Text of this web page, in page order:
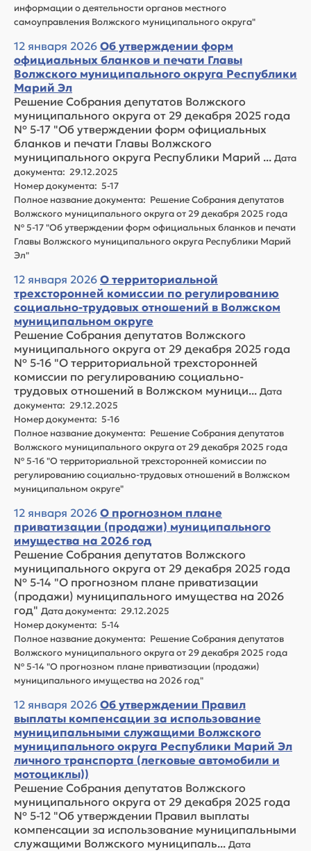
информации о деятельности органов местного
самоуправления Волжского муниципального округа"
12 января 2026 Об утверждении форм
официальных бланков и печати Главы
Волжского муниципального округа Республики
Марий Эл
Решение Собрания депутатов Волжского
муниципального округа от 29 декабря 2025 года
№ 5-17 "Об утверждении форм официальных
бланков и печати Главы Волжского
муниципального округа Республики Марий ... Дата
документа: 29.12.2025
Номер документа: 5-17
Полное название документа: Решение Собрания депутатов
Волжского муниципального округа от 29 декабря 2025 года
№ 5-17 "Об утверждении форм официальных бланков и печати
Главы Волжского муниципального округа Республики Марий
Эл"
12 января 2026 О территориальной
трехсторонней комиссии по регулированию
социально-трудовых отношений в Волжском
муниципальном округе
Решение Собрания депутатов Волжского
муниципального округа от 29 декабря 2025 года
№ 5-16 "О территориальной трехсторонней
комиссии по регулированию социально-
трудовых отношений в Волжском муници... Дата
документа: 29.12.2025
Номер документа: 5-16
Полное название документа: Решение Собрания депутатов
Волжского муниципального округа от 29 декабря 2025 года
№ 5-16 "О территориальной трехсторонней комиссии по
регулированию социально-трудовых отношений в Волжском
муниципальном округе"
12 января 2026 О прогнозном плане
приватизации (продажи) муниципального
имущества на 2026 год
Решение Собрания депутатов Волжского
муниципального округа от 29 декабря 2025 года
№ 5-14 "О прогнозном плане приватизации
(продажи) муниципального имущества на 2026
год" Дата документа: 29.12.2025
Номер документа: 5-14
Полное название документа: Решение Собрания депутатов
Волжского муниципального округа от 29 декабря 2025 года
№ 5-14 "О прогнозном плане приватизации (продажи)
муниципального имущества на 2026 год"
12 января 2026 Об утверждении Правил
выплаты компенсации за использование
муниципальными служащими Волжского
муниципального округа Республики Марий Эл
личного транспорта (легковые автомобили и
мотоциклы))
Решение Собрания депутатов Волжского
муниципального округа от 29 декабря 2025 года
№ 5-12 "Об утверждении Правил выплаты
компенсации за использование муниципальными
служащими Волжского муниципаль... Дата